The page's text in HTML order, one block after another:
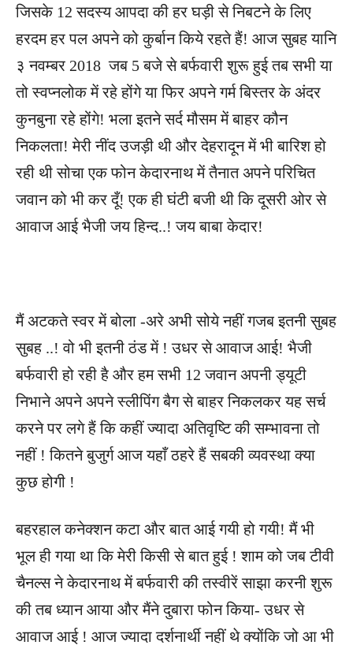
जिसके 12 सदस्य आपदा की हर घड़ी से निबटने के लिए
हरदम हर पल अपने को कुर्बान किये रहते हैं! आज सुबह यानि
३ नवम्बर 2018 जब 5 बजे से बर्फवारी शुरू हुई तब सभी या
तो स्वप्नलोक में रहे होंगे या फिर अपने गर्म बिस्तर के अंदर
कुनबुना रहे होंगे! भला इतने सर्द मौसम में बाहर कौन
निकलता! मेरी नींद उजड़ी थी और देहरादून में भी बारिश हो
रही थी सोचा एक फोन केदारनाथ में तैनात अपने परिचित
जवान को भी कर दूँ! एक ही घंटी बजी थी कि दूसरी ओर से
आवाज आई भैजी जय हिन्द..! जय बाबा केदार!
मैं अटकते स्वर में बोला -अरे अभी सोये नहीं गजब इतनी सुबह
सुबह ..! वो भी इतनी ठंड में ! उधर से आवाज आई! भैजी
बर्फवारी हो रही है और हम सभी 12 जवान अपनी ड्यूटी
निभाने अपने अपने स्लीपिंग बैग से बाहर निकलकर यह सर्च
करने पर लगे हैं कि कहीं ज्यादा अतिवृष्टि की सम्भावना तो
नहीं ! कितने बुजुर्ग आज यहाँ ठहरे हैं सबकी व्यवस्था क्या
कुछ होगी !
बहरहाल कनेक्शन कटा और बात आई गयी हो गयी! मैं भी
भूल ही गया था कि मेरी किसी से बात हुई ! शाम को जब टीवी
चैनल्स ने केदारनाथ में बर्फवारी की तस्वीरें साझा करनी शुरू
की तब ध्यान आया और मैंने दुबारा फोन किया- उधर से
आवाज आई ! आज ज्यादा दर्शनार्थी नहीं थे क्योंकि जो आ भी